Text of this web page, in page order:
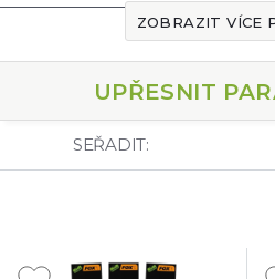
ZOBRAZIT VÍCE
UPŘESNIT
SEŘADIT: